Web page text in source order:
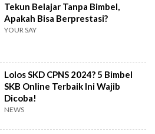
Tekun Belajar Tanpa Bimbel,
Apakah Bisa Berprestasi?
YOUR SAY
Lolos SKD CPNS 2024? 5 Bimbel
SKB Online Terbaik Ini Wajib
Dicoba!
NEWS